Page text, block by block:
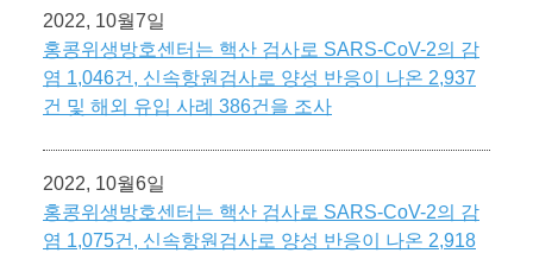
2022, 10월7일
홍콩위생방호센터는 핵산 검사로 SARS-CoV-2의 감
염 1,046건, 신속항원검사로 양성 반응이 나온 2,937
건 및 해외 유입 사례 386건을 조사
2022, 10월6일
홍콩위생방호센터는 핵산 검사로 SARS-CoV-2의 감
염 1,075건, 신속항원검사로 양성 반응이 나온 2,918